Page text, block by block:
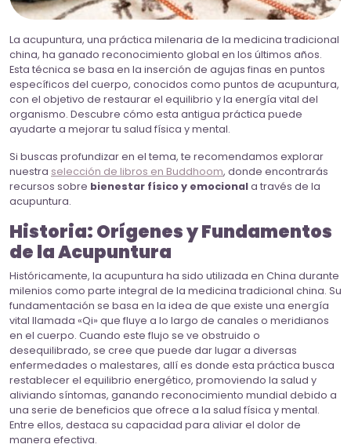
La acupuntura, una práctica milenaria de la medicina tradicional
china, ha ganado reconocimiento global en los últimos años.
Esta técnica se basa en la inserción de agujas finas en puntos
específicos del cuerpo, conocidos como puntos de acupuntura,
con el objetivo de restaurar el equilibrio y la energía vital del
organismo. Descubre cómo esta antigua práctica puede
ayudarte a mejorar tu salud física y mental.
Si buscas profundizar en el tema, te recomendamos explorar
nuestra selección de libros en Buddhoom, donde encontrarás
recursos sobre bienestar físico y emocionala través de la
acupuntura.
Historia: Orígenes y Fundamentos
de la Acupuntura
Históricamente, la acupuntura ha sido utilizada en China durante
milenios como parte integral de la medicina tradicional china. Su
fundamentación se basa en la idea de que existe una energía
vital llamada «Qi» que fluye a lo largo de canales o meridianos
en el cuerpo. Cuando este flujo se ve obstruido o
desequilibrado, se cree que puede dar lugar a diversas
enfermedades o malestares, allí es donde esta práctica busca
restablecer el equilibrio energético, promoviendo la salud y
aliviando síntomas, ganando reconocimiento mundial debido a
una serie de beneficios que ofrece a la salud física y mental.
Entre ellos, destaca su capacidad para aliviar el dolor de
manera efectiva.